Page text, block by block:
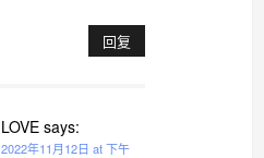
回复
LOVE says:
2022年11月12日 at 下午